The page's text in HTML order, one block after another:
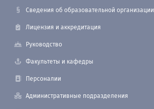
Сведения об образовательной организации
Лицензия и аккредитация
Руководство
Факультеты и кафедры
Персоналии
Административные подразделения